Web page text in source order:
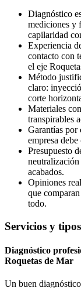
Diagnóstico
mediciones y
capilaridad
Experiencia
contacto con
el eje
Método
claro:
corte
Materiales
transpirables
Garantías por
empresa
Presupuesto
acabados.
Opiniones
que
todo.
Servicios y
Diagnóstico
Roquetas de Mar
Un buen